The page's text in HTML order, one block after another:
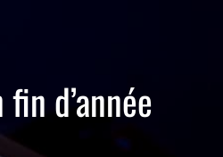
d’année